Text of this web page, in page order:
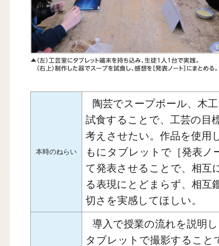
本時のねらい
陶芸でスープボール、木
試食することで、工芸の目
考えさせたい。作品を使用
もにタブレットで［発表ノ
て発表させることで、相互
る表現にとどまらず、相互
切さを実感してほしい。
導入で授業の流れを説明
タブレットで撮影すること